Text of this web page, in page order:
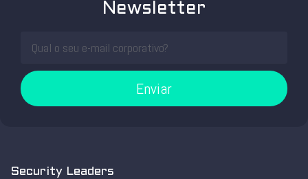
Newsletter
Enviar
Security Leaders